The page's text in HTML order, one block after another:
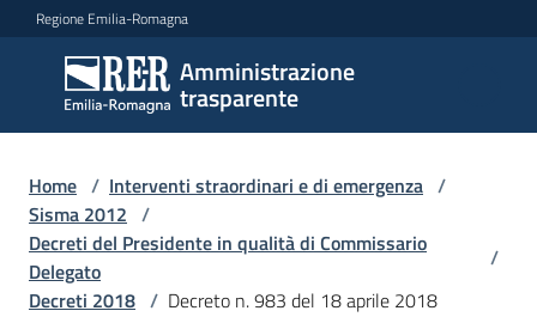
Vai al contenuto
Vai alla navigazione
Vai al footer
Regione Emilia-Romagna
Amministrazione
trasparente
Amministrazione
trasparente
Sottosezioni
Accesso
Home / Interventi straordinari e di emergenza /
Sisma 2012 /
Decreti del Presidente in qualità di Commissario
Delegato
/
Decreti 2018 / Decreto n. 983 del 18 aprile 2018